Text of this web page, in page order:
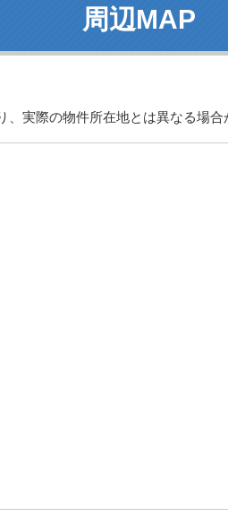
周辺MAP
実際の物件所在地とは異なる場合